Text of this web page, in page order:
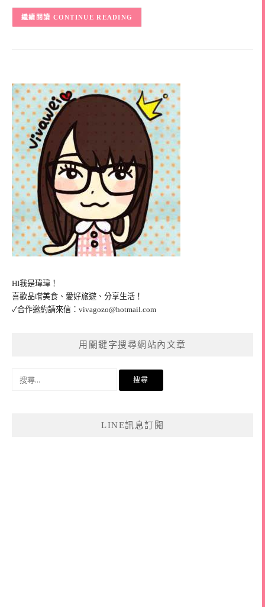
CONTINUE READING
HI我是瑋瑋！
喜歡品嚐美食、愛好旅遊、分享生活！
✓合作邀約請來信： vivagozo@hotmail.com
用關鍵字搜尋網站內文章
LINE訊息訂閱